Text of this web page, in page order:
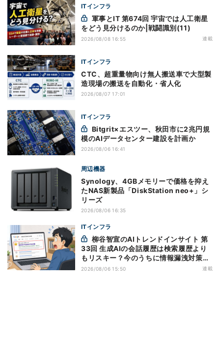
ITインフラ
をどう見分けるのか|戦闘識別(11)
2026/08/08 16:55 連載
ITインフラ
CTC、超重量物向け無人搬送車で大型製
造現場の搬送を自動化・省人化
2026/08/07 17:01
ITインフラ
模のAIデータセンター建設を計画か
2026/08/06 16:41
周辺機器
Synology、4GBメモリーで価格を抑え
たNAS新製品「DiskStation neo+」シ
リーズ
2026/08/06 16:35
ITインフラ
33回 生成AIの会話履歴は検索履歴より
もリスキー？今のうちに情報漏洩対策を
万全にしておこう
2026/08/06 15:50 連載